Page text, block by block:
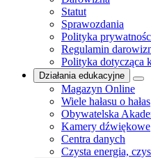
Statut
Sprawozdania
Polityka
Regulamin
Polityka dotycząca
Działania edukacyjne
Magazyn Online
Wiele hałasu o hałas
Obywatelska
Kamery dźwiękowe
Centra danych
Czysta energia,